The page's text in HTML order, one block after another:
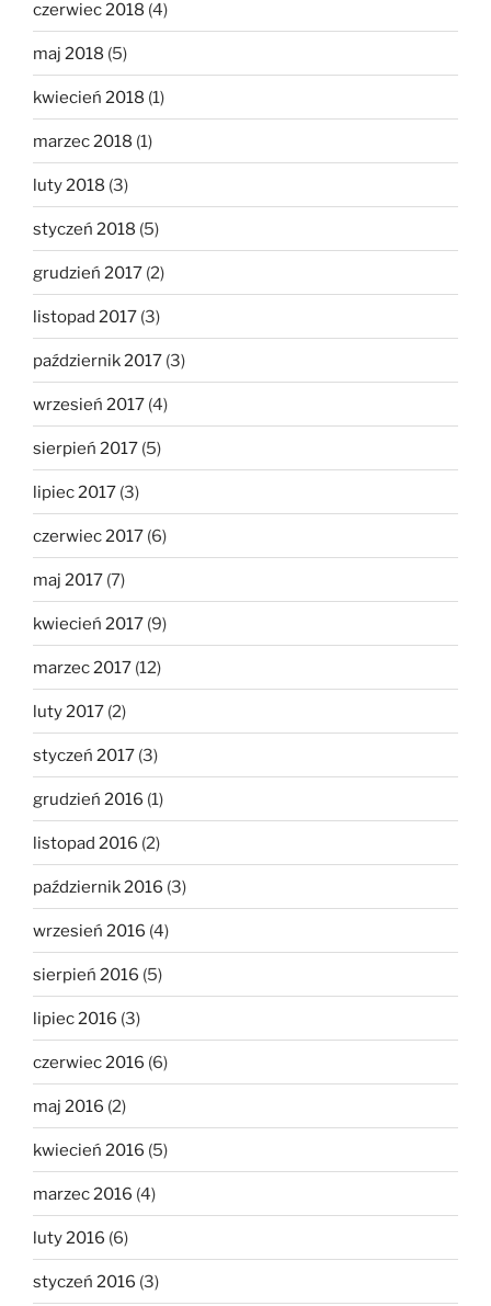
czerwiec 2018 (4)
maj 2018 (5)
kwiecień 2018 (1)
marzec 2018 (1)
luty 2018 (3)
styczeń 2018 (5)
grudzień 2017 (2)
listopad 2017 (3)
październik 2017 (3)
wrzesień 2017 (4)
sierpień 2017 (5)
lipiec 2017 (3)
czerwiec 2017 (6)
maj 2017 (7)
kwiecień 2017 (9)
marzec 2017 (12)
luty 2017 (2)
styczeń 2017 (3)
grudzień 2016 (1)
listopad 2016 (2)
październik 2016 (3)
wrzesień 2016 (4)
sierpień 2016 (5)
lipiec 2016 (3)
czerwiec 2016 (6)
maj 2016 (2)
kwiecień 2016 (5)
marzec 2016 (4)
luty 2016 (6)
styczeń 2016 (3)